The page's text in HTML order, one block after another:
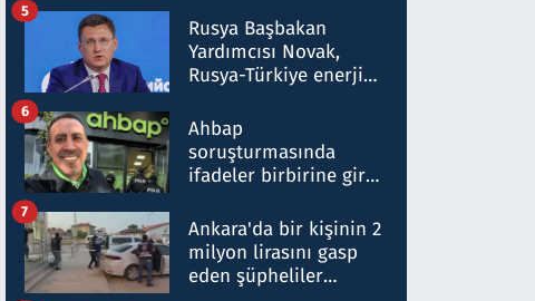
Rusya Başbakan
Yardımcısı Novak,
Rusya-Türkiye enerji
nitelikte olduğunu
belirtti
5
Ahbap
soruşturmasında
ifadeler birbirine girdi:
ifadelerinden ortaya
çıkan tablo şok etti
6
Ankara'da bir kişinin 2
milyon lirasını gasp
eden şüpheliler
7